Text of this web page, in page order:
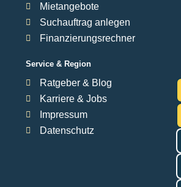
Mietangebote
Suchauftrag anlegen
Finanzierungsrechner
Service & Region
Ratgeber & Blog
Karriere & Jobs
Impressum
Datenschutz